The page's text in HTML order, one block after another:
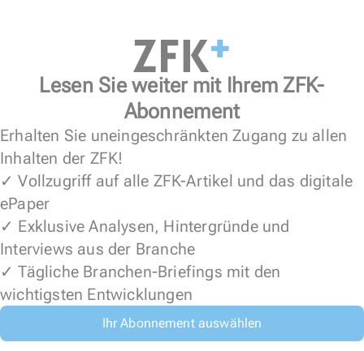
Lesen Sie weiter mit Ihrem ZFK-
Abonnement
Erhalten Sie uneingeschränkten Zugang zu allen
Inhalten der ZFK!
✓ Vollzugriff auf alle ZFK-Artikel und das digitale
ePaper
✓ Exklusive Analysen, Hintergründe und
Interviews aus der Branche
✓ Tägliche Branchen-Briefings mit den
wichtigsten Entwicklungen
Ihr Abonnement auswählen